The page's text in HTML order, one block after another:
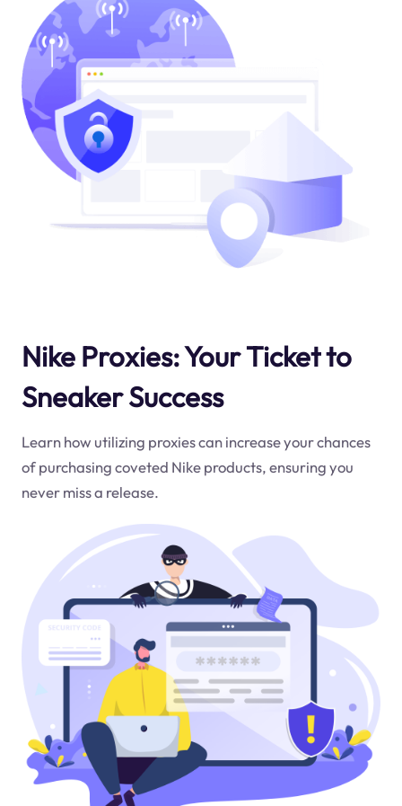
Nike Proxies: Your Ticket to
Sneaker Success
Learn how utilizing proxies can increase your chances
of purchasing coveted Nike products, ensuring you
never miss a release.